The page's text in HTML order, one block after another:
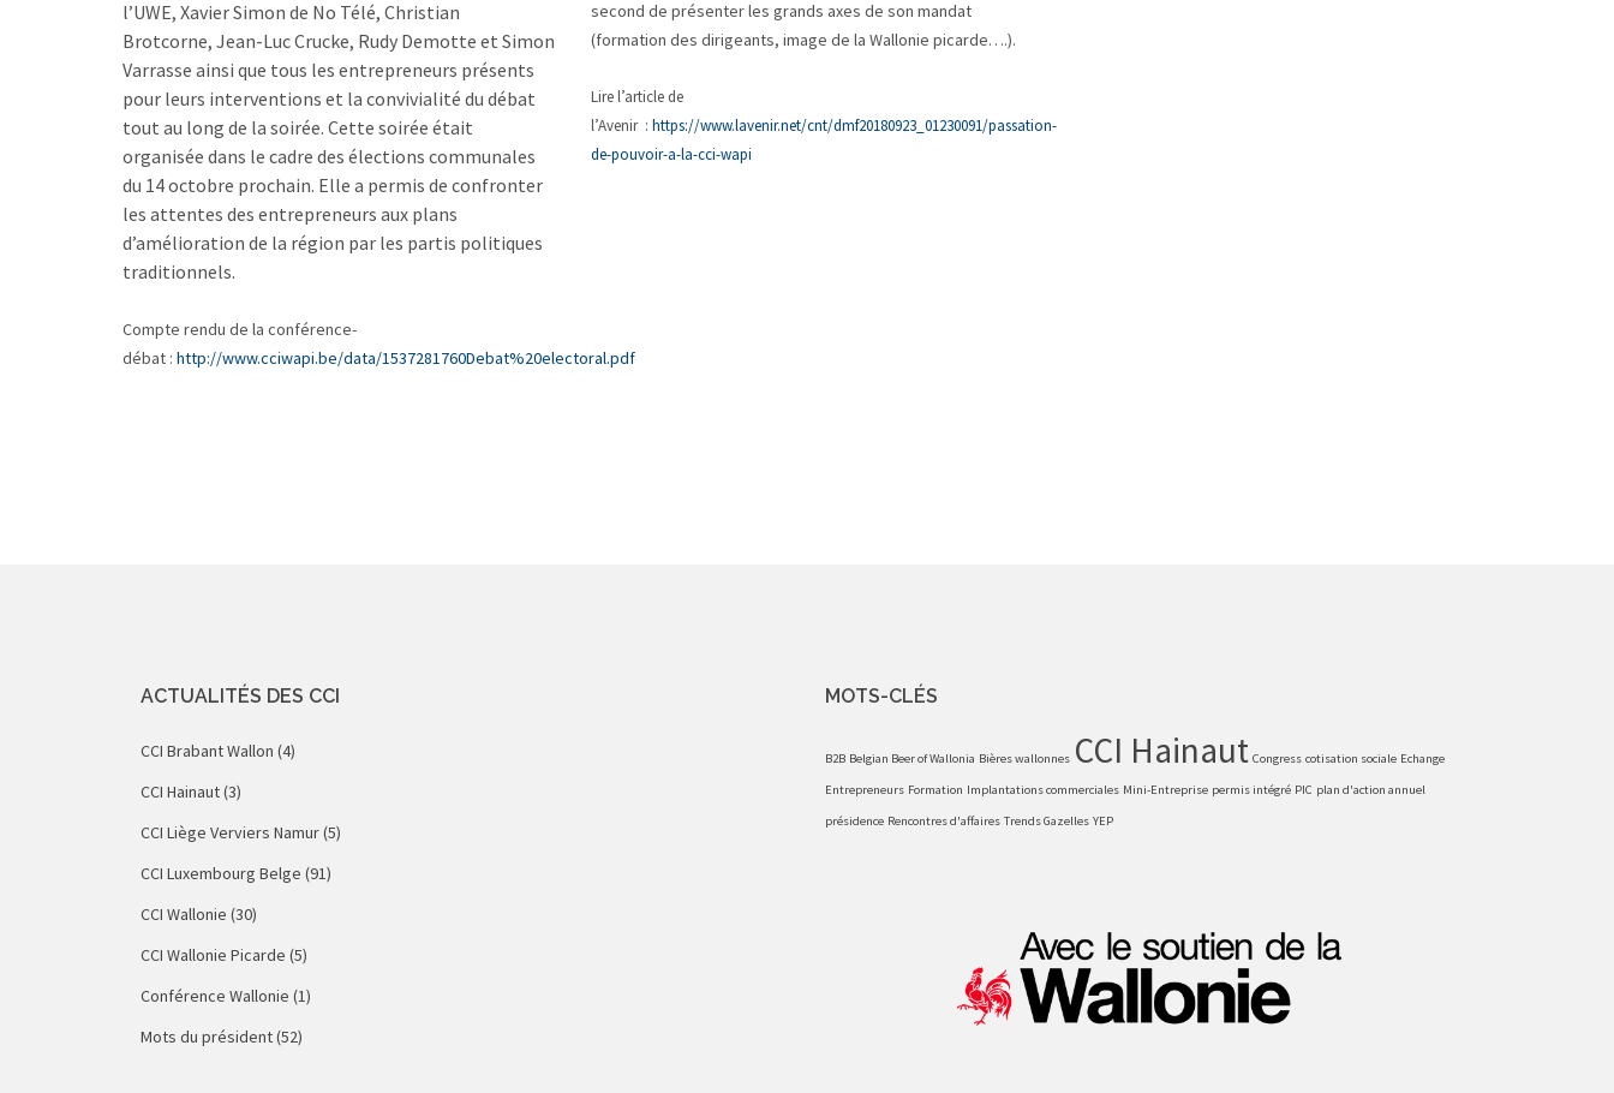
l’UWE, Xavier Simon de No Télé, Christian
Brotcorne, Jean-Luc Crucke, Rudy Demotte et Simon
Varrasse ainsi que tous les entrepreneurs présents
pour leurs interventions et la convivialité du débat
tout au long de la soirée. Cette soirée était
organisée dans le cadre des élections communales
du 14 octobre prochain. Elle a permis de confronter
les attentes des entrepreneurs aux plans
d’amélioration de la région par les partis politiques
traditionnels.
Compte rendu de la conférence-
débat : http://www.cciwapi.be/data/1537281760Debat%20electoral.pdf
second de présenter les grands axes de son mandat
(formation des dirigeants, image de la Wallonie picarde….).
Lire l’article de
l’Avenir : https://www.lavenir.net/cnt/dmf20180923_01230091/passation-
de-pouvoir-a-la-cci-wapi
ACTUALITÉS DES CCI
CCI Brabant Wallon (4)
CCI Hainaut(3)
CCI Liège Verviers Namur(5)
CCI Luxembourg Belge (91)
CCI Wallonie (30)
CCI Wallonie Picarde (5)
Conférence Wallonie (1)
Mots du président(52)
MOTS-CLÉS
B2B Belgian Beer of Wallonia Bières wallonnes CCI Hainaut Congress cotisation sociale Echange
Entrepreneurs Formation Implantations commerciales Mini-Entreprise permis intégré PIC plan d'action annuel
présidence Rencontres d'affaires Trends Gazelles YEP